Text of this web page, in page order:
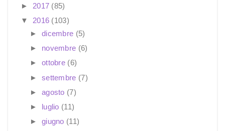
► 2017 (85)
▼ 2016 (103)
► dicembre (5)
► novembre (6)
► ottobre (6)
► settembre (7)
► agosto (7)
► luglio (11)
► giugno (11)